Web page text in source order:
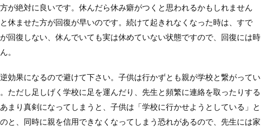
が絶対に良いです。休んだら休み癖がつくと思われるかもしれません
休ませた方が回復が早いのです。続けて起きれなくなった時は、すで
回復しない、休んでいても実は休めていない状態ですので、回復には時
。
効果になるので避けて下さい。子供は行かずとも親が学校と繋がってい
ただし足しげく学校に足を運んだり、先生と頻繁に連絡を取ったりする
まり真剣になってしまうと、子供は「学校に行かせようとしている」と
と、同時に親を信用できなくなってしまう恐れがあるので、先生には家